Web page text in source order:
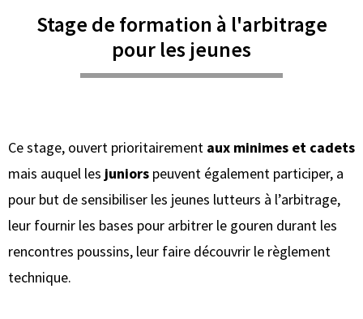
Stage de formation à l'arbitrage
pour les jeunes
Ce stage, ouvert prioritairement aux minimes et cadets
mais auquel les juniors peuvent également participer, a
pour but de sensibiliser les jeunes lutteurs à l’arbitrage,
leur fournir les bases pour arbitrer le gouren durant les
rencontres poussins, leur faire découvrir le règlement
technique.